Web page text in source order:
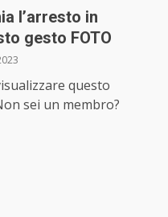
l’arresto in
gesto FOTO
questo
sei un membro?